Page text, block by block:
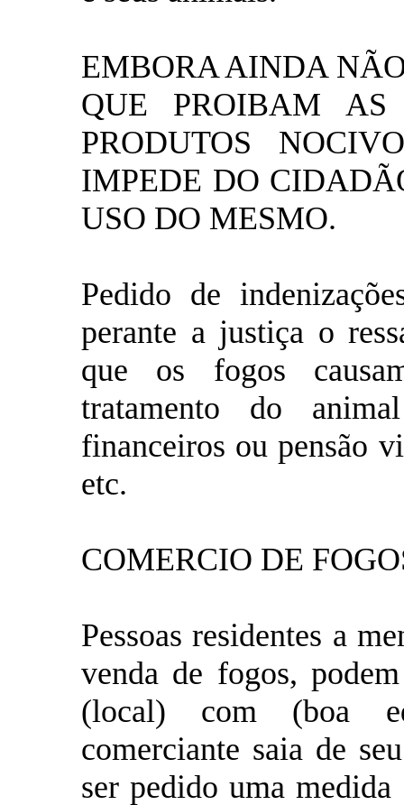
EMBORA AINDA
QUE PROIBAM AS
PRODUTOS
IMPEDE DO
USO DO MESMO.
Pedido de
perante a justiça o
que os fogos
tratamento do
financeiros ou pensão
etc.
COMERCIO DE
Pessoas residentes a
venda de fogos,
(local) com (boa
comerciante saia de
ser pedido uma